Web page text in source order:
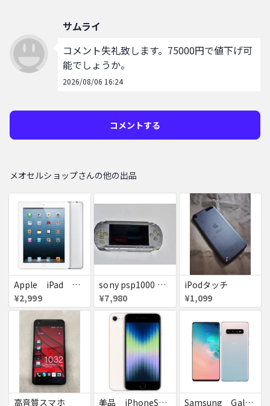
サムライ
コメント失礼致します。75000円で値下げ可
能でしょうか。
2026/08/06 16:24
コメントする
メオセルショップさんの他の出品
Apple iPad ミニ
¥2,999
sony psp1000 初期レア
¥7,980
iPodタッチ
¥1,099
高音質スマホ 美品 iPhoneSE２ ｉＯＳ１８ Samsung Galaxyｓ１０ 有機EL ハイエンド